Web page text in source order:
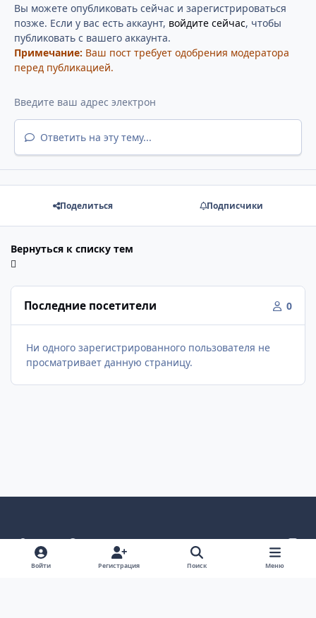
Вы можете опубликовать сейчас и зарегистрироваться
позже. Если у вас есть аккаунт, войдите сейчас, чтобы
публиковать с вашего аккаунта.
Примечание: Ваш пост требует одобрения модератора
перед публикацией.
Ответить на эту тему...
Поделиться Подписчики
Вернуться к списку тем
Последние посетители 0
Ни одного зарегистрированного пользователя не
просматривает данную страницу.
Светлый режим
Темный режим
Как в системе
v
k
Политика конфиденциальности
Войти Регистрация Поиск Меню